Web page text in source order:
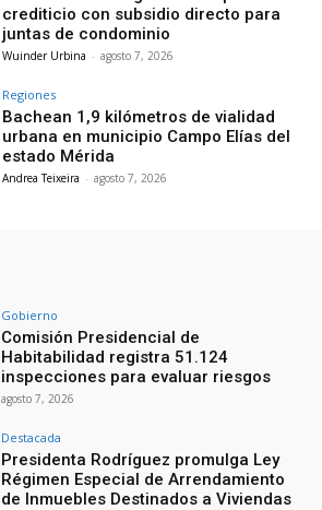
crediticio con subsidio directo para
juntas de condominio
Wuinder Urbina - agosto 7, 2026
Regiones
Bachean 1,9 kilómetros de vialidad
urbana en municipio Campo Elías del
estado Mérida
Andrea Teixeira - agosto 7, 2026
Gobierno
Comisión Presidencial de
Habitabilidad registra 51.124
inspecciones para evaluar riesgos
agosto 7, 2026
Destacada
Presidenta Rodríguez promulga Ley
Régimen Especial de Arrendamiento
de Inmuebles Destinados a Viviendas